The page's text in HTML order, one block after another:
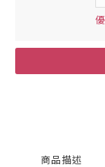
商品描述